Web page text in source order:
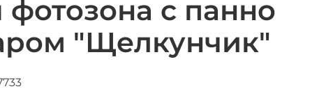
с панно
"Щелкунчик"